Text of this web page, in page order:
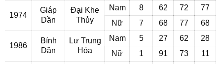
1974
Giáp
Dần
Đại Khe
Thủy
Nam 8 62 72
77
Nữ
7 68 77 68
1986
Bính
Dần
Lư Trung
Hỏa
Nam 5 27 62
28
Nữ
1 91 73 11